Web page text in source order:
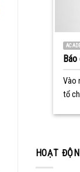
Báo
Vào
tổ
HOẠT